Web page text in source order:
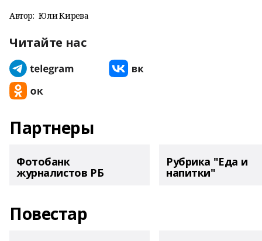
Автор: Юлиә Кирәева
Читайте нас
Партнеры
Фотобанк
журналистов РБ
Рубрика "Еда и
напитки"
Повестар